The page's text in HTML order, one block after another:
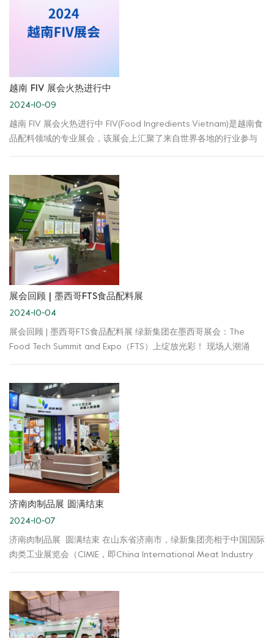
越南 FIV 展会火热进行中
2024-10-09
越南 FIV 展会火热进行中 FIV(Food Ingredients Vietnam)是越南食
品配料领域的专业展会，该展会上汇聚了来自世界各地的行业参与
会上大放异彩。 FIV对绿新集团而言，是十分重要的舞台。不仅提升
绿新集团在全球食品配料行业的知名度，塑造与传播绿新集团的品
牌形象，也为绿新拓展东南亚市场，加强与越南及周边国家的贸易
合作做铺垫。 在越南 FIV 展会上，绿新专业团队期待你的到来！ 欢
迎关注我们哦！ 集团官网： https://cn.greenfreshfood.com/ 集团
邮箱： sales@greenfreshfood.com mkt@greenfreshfood.com
展会回顾 | 墨西哥FTS食品配料展
2024-10-04
展会回顾 | 墨西哥FTS食品配料展 绿新集团在墨西哥展会：The
Food Tech Summit and Expo（FTS）上绽放光彩！ 现场人潮涌
等候每一位顾客，向各位来宾热情地介绍产品特点和优势，耐心解
答各种疑问。他们用真诚的态度和丰富的专业知识，赢得了客户的
高度认可和赞誉。 本次展会对于绿新集团来说，是一次意义重大的
展会，标志我们向着开拓墨西哥、北美市场迈出重要的一步。 诚挚
感谢新老客户的到来与支持，如有任何疑问和需求，欢迎随时与我
们沟通交流，绿新团队可为您提供专业的质构解决方案。我们期待
与各位客户在未来拥有更为广泛的合作机会，和您共同开创美好的
未来。 欢迎关注我们哦！ 集团官网：
https://cn.greenfreshfood.com/ 集团邮箱：
sales@greenfreshfood.com mkt@greenfreshfood.com
济南肉制品展 圆满结束
2024-10-07
济南肉制品展 圆满结束 在山东省济南市，绿新集团亮相于中国国际
肉类工业展览会（CIMIE，即China International Meat Industry
料的产品品质，让客户直观感受到绿新集团对品质的执着追求。同
时，我们也为客户提供高质价比的解决方案，更是凸显了亲水胶体
应用于肉制的优势。 诚挚感谢新老客户的到来与支持，如有任何疑